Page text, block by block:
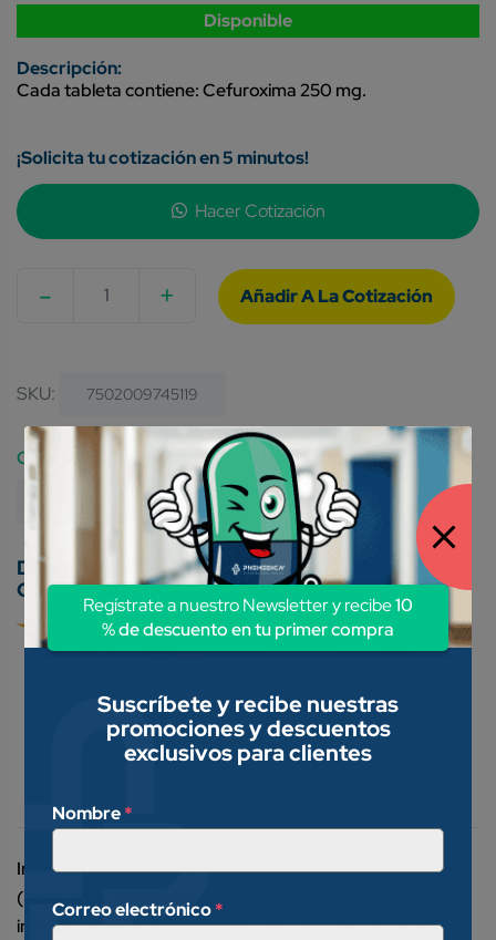
Disponible
Cada tableta contiene: Cefuroxima 250 mg.
¡Solicita tu cotización en 5 minutos!
Hacer Cotización
- +
SKU: 7502009745119
Category:
Medicamentos Genéricos
Conoce nuestros métodos de pago:
Descripción
Indicada para infecciones del tracto respiratorio inferior
(incluyendo neumonía), infecciones serias de la piel,
infecciones en el tracto genitourinario, infecciones en
Suscríbete y recibe nuestras
promociones y descuentos
exclusivos para clientes
Nombre*
Correo electrónico*
Regístrate a nuestro Newsletter y recibe10
% de descuento en tu primer compra